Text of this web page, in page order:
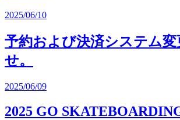
2025/06/10
予約および決済システム変
せ。
2025/06/09
2025 GO